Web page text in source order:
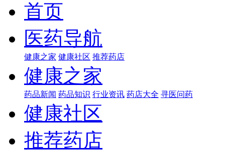
首页
医药导航
健康之家 健康社区 推荐药店
健康之家
药品新闻 药品知识 行业资讯 药店大全 寻医问药
健康社区
推荐药店